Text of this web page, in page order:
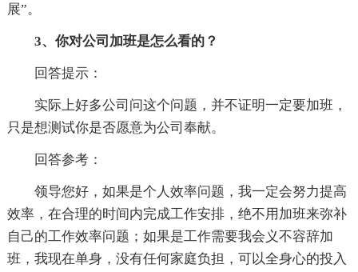
展”。
3、你对公司加班是怎么看的？
回答提示：
实际上好多公司问这个问题，并不证明一定要加班，
只是想测试你是否愿意为公司奉献。
回答参考：
领导您好，如果是个人效率问题，我一定会努力提高
效率，在合理的时间内完成工作安排，绝不用加班来弥补
自己的工作效率问题；如果是工作需要我会义不容辞加
班，我现在单身，没有任何家庭负担，可以全身心的投入